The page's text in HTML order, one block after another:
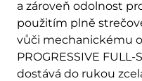
a zároveň odolnost
použitím plně
vůči mechanickému
PROGRESSIVE FULL-
dostává do rukou